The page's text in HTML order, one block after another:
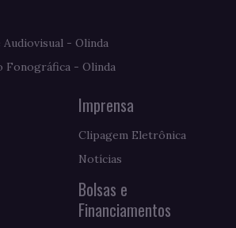
Audiovisual - Olinda
Fonográfica - Olinda
Imprensa
Clipagem Eletrônica
Notícias
Bolsas e
Financiamentos